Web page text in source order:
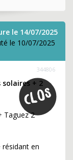
le 14/07/2025
le 10/07/2025
344806
+ 2
Taguez 2
en